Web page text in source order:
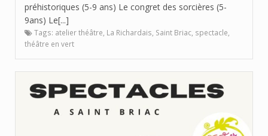
préhistoriques (5-9 ans) Le congret des sorcières (5-
9ans) Le[...]
Tags: atelier théâtre La Richardais Saint Briac spectacle
théâtre en vert